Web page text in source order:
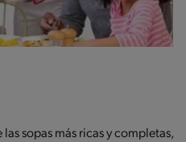
sopas más ricas y completas,